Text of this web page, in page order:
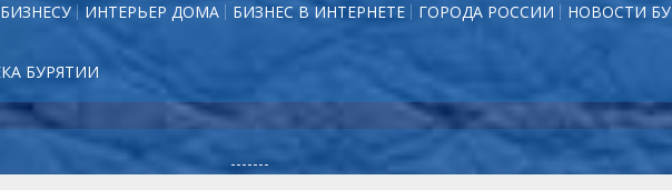
БИЗНЕСУ ИНТЕРЬЕР ДОМА БИЗНЕС В ИНТЕРНЕТЕ ГОРОДА РОССИИ НОВОСТИ
БУРЯТИИ
-------